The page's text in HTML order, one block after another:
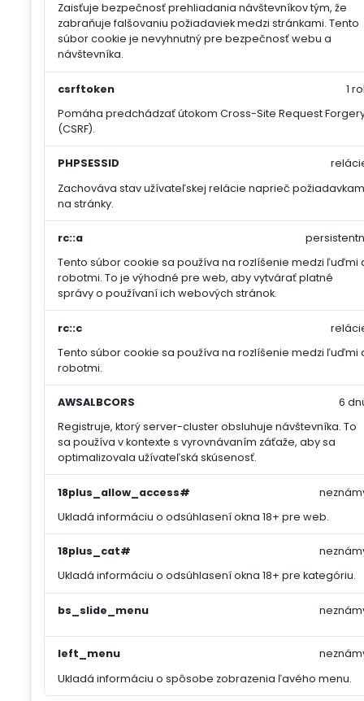
Zaisťuje bezpečnosť prehliadania návštevníkov tým, že
zabraňuje falšovaniu požiadaviek medzi stránkami. Tento
súbor cookie je nevyhnutný pre bezpečnosť webu a
návštevníka.
csrftoken
Pomáha predchádzať útokom Cross-Site Request
(CSRF).
1
PHPSESSID
Zachováva stav užívateľskej relácie naprieč
na stránky.
rc::a
Tento súbor cookie sa používa na rozlíšenie medzi ľuďmi
robotmi. To je výhodné pre web, aby vytvárať platné
správy o používaní ich webových stránok.
rc::c
Tento súbor cookie sa používa na rozlíšenie medzi ľuďmi
robotmi.
AWSALBCORS
Registruje, ktorý server-cluster obsluhuje návštevníka. To
sa používa v kontexte s vyrovnávaním záťaže, aby sa
optimalizovala užívateľská skúsenosť.
6
18plus_allow_access#
Ukladá informáciu o odsúhlasení okna 18+ pre web.
18plus_cat#
Ukladá informáciu o odsúhlasení okna 18+ pre kategóriu.
bs_slide_menu
left_menu
Ukladá informáciu o spôsobe zobrazenia ľavého menu.